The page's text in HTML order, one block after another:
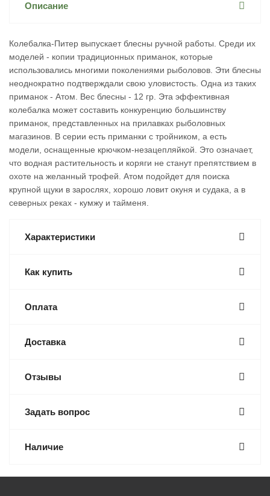
Описание
Колебалка-Питер выпускает блесны ручной работы. Среди их
моделей - копии традиционных приманок, которые
использовались многими поколениями рыболовов. Эти блесны
неоднократно подтверждали свою уловистость. Одна из таких
приманок - Атом. Вес блесны - 12 гр. Эта эффективная
колебалка может составить конкуренцию большинству
приманок, представленных на прилавках рыболовных
магазинов. В серии есть приманки с тройником, а есть
модели, оснащенные крючком-незацепляйкой. Это означает,
что водная растительность и коряги не станут препятствием в
охоте на желанный трофей. Атом подойдет для поиска
крупной щуки в зарослях, хорошо ловит окуня и судака, а в
северных реках - кумжу и тайменя.
Характеристики
Как купить
Оплата
Доставка
Отзывы
Задать вопрос
Наличие